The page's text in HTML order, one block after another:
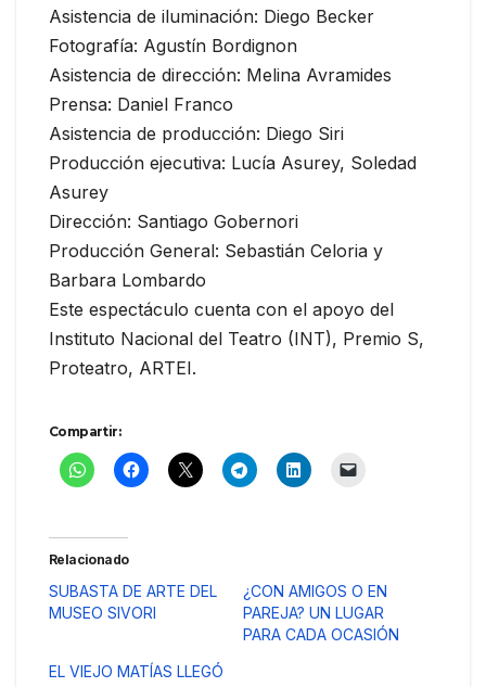
Asistencia de iluminación: Diego Becker
Fotografía: Agustín Bordignon
Asistencia de dirección: Melina Avramides
Prensa: Daniel Franco
Asistencia de producción: Diego Siri
Producción ejecutiva: Lucía Asurey, Soledad
Asurey
Dirección: Santiago Gobernori
Producción General: Sebastián Celoria y
Barbara Lombardo
Este espectáculo cuenta con el apoyo del
Instituto Nacional del Teatro (INT), Premio S,
Proteatro, ARTEI.
Compartir:
Relacionado
SUBASTA DE ARTE DEL
MUSEO SIVORI
¿CON AMIGOS O EN
PAREJA? UN LUGAR
PARA CADA OCASIÓN
EL VIEJO MATÍAS LLEGÓ